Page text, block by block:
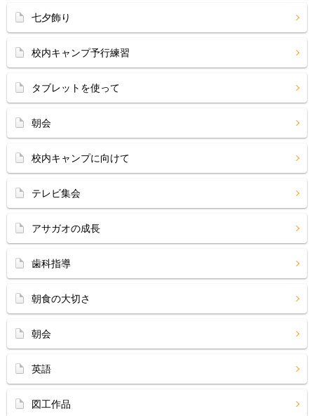
七夕飾り
校内キャンプ予行練習
タブレットを使って
朝会
校内キャンプに向けて
テレビ集会
アサガオの成長
歯科指導
朝食の大切さ
朝会
英語
図工作品